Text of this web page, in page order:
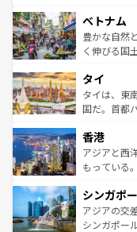
参照してほし
容にもいい
照してほし
き、地方に
できる。そ
まで、さま
リティに包
覧を参照し
ベトナム
豊かな自然
く伸びる国
急速な発展
ーチミン市
醸し出して
とつ。フォ
ひ現地で味
が旅行者を
参照してほし
タイ
タイは、東
国だ。首都
の活気が交
帯で自然と
いビーチで
激する。気
が待ってい
た文化、そ
香港
アジアと西
もっている
み、どこを
ており、効
うな絶景か
シンガポ
アジアの交
シンガポー